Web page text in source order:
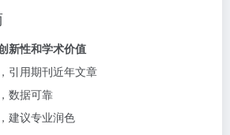
新性和学术价值
引用期刊近年文章
数据可靠
建议专业润色